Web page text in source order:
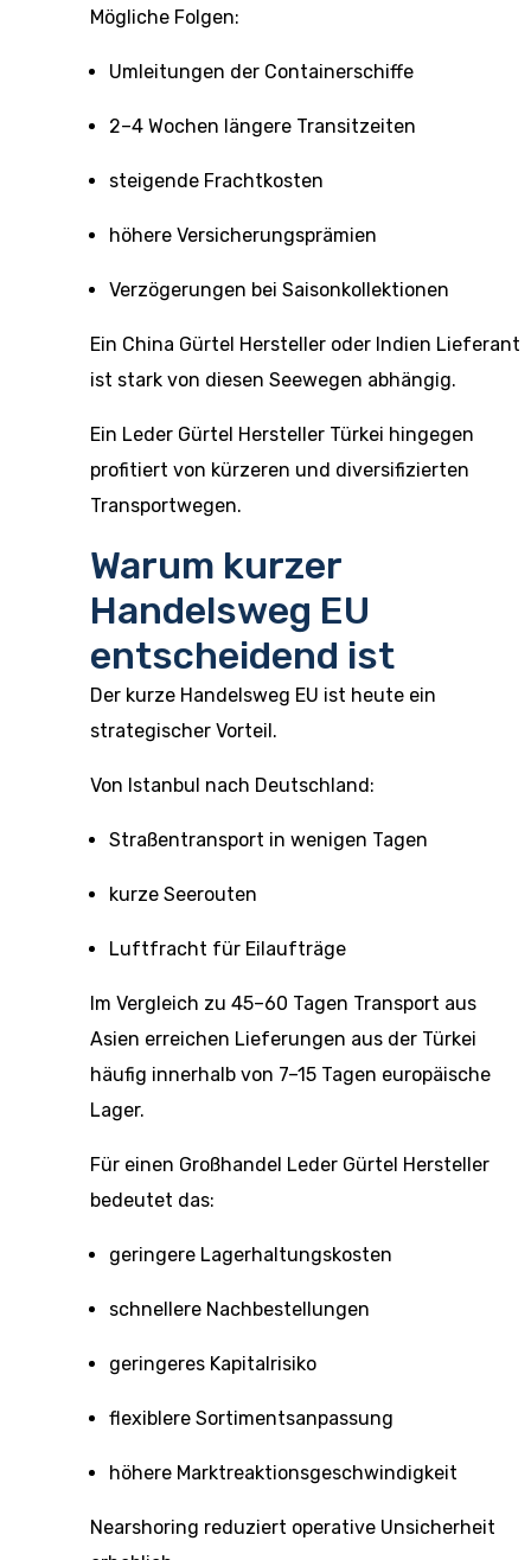
Mögliche Folgen:
Umleitungen der Containerschiffe
2–4 Wochen längere Transitzeiten
steigende Frachtkosten
höhere Versicherungsprämien
Verzögerungen bei Saisonkollektionen
Ein China Gürtel Hersteller oder Indien Lieferant
ist stark von diesen Seewegen abhängig.
Ein Leder Gürtel Hersteller Türkei hingegen
profitiert von kürzeren und diversifizierten
Transportwegen.
Warum kurzer
Handelsweg EU
entscheidend ist
Der kurze Handelsweg EU ist heute ein
strategischer Vorteil.
Von Istanbul nach Deutschland:
Straßentransport in wenigen Tagen
kurze Seerouten
Luftfracht für Eilaufträge
Im Vergleich zu 45–60 Tagen Transport aus
Asien erreichen Lieferungen aus der Türkei
häufig innerhalb von 7–15 Tagen europäische
Lager.
Für einen Großhandel Leder Gürtel Hersteller
bedeutet das:
geringere Lagerhaltungskosten
schnellere Nachbestellungen
geringeres Kapitalrisiko
flexiblere Sortimentsanpassung
höhere Marktreaktionsgeschwindigkeit
Nearshoring reduziert operative Unsicherheit